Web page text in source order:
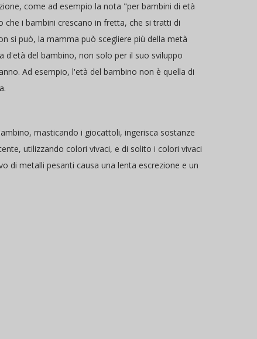
come ad esempio la nota "per bambini di età
i bambini crescano in fretta, che si tratti di
si può, la mamma può scegliere più della metà
del bambino, non solo per il suo sviluppo
Ad esempio, l'età del bambino non è quella di
masticando i giocattoli, ingerisca sostanze
utilizzando colori vivaci, e di solito i colori vivaci
di metalli pesanti causa una lenta escrezione e un